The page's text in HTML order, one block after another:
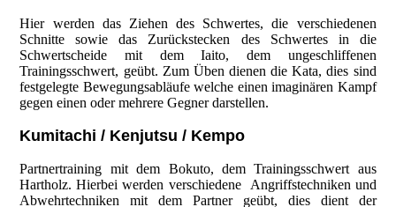
Hier werden das Ziehen des Schwertes, die verschiedenen
Schnitte sowie das Zurückstecken des Schwertes in die
Schwertscheide mit dem Iaito, dem ungeschliffenen
Trainingsschwert, geübt. Zum Üben dienen die Kata, dies sind
festgelegte Bewegungsabläufe welche einen imaginären Kampf
gegen einen oder mehrere Gegner darstellen.
Kumitachi / Kenjutsu / Kempo
Partnertraining mit dem Bokuto, dem Trainingsschwert aus
Hartholz. Hierbei werden verschiedene Angriffstechniken und
Abwehrtechniken mit dem Partner geübt, dies dient der